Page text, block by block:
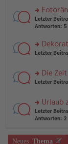
ei
tr
a
es
e
n
er
ei
tr
n
g
el
e
n
ei
tr
rs
te
n
g
es
e
n
B
ei
tr
a
Letzter
Antworten: 5
rs
u
n
es
e
n
B
ei
Letzter
rs
u
n
g
es
e
Die
Letzter
rs
te
n
Urlaub
Letzter
Antworten: 2
Neues Thema